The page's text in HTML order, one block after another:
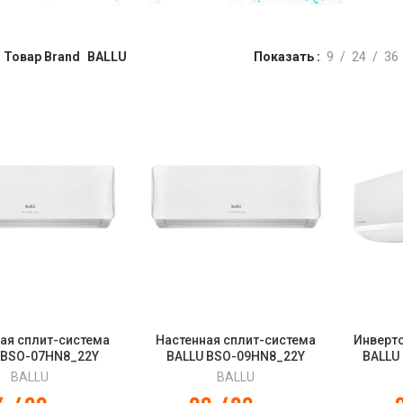
Товар Brand BALLU Показать 9 24 36
сплит-система
07HN8_22Y
Edge
BALLU
Настенная сплит-система
BALLU BSO-09HN8_22Y
Olympio Edge
BALLU